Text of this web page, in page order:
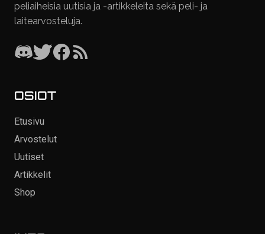
peliaiheisia uutisia ja -artikkeleita sekä peli- ja
laitearvosteluja.
OSIOT
Etusivu
Arvostelut
Uutiset
Artikkelit
Shop